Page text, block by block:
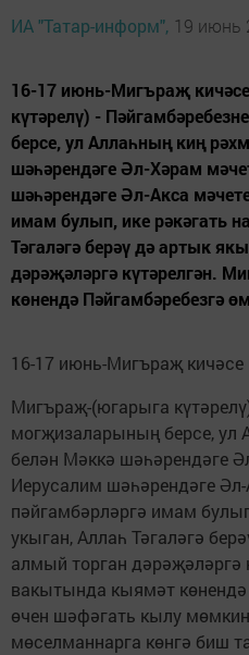
ИА "Татар-информ", 19 июнь
16-17 июнь-Мигъраҗ
күтәрелү) -
берсе, ул Аллаһның киң
шәһәрендәге Әл-Хәрам
шәһәрендәге Әл-Акса
имам булып, ике рәкәгать
Тәгаләгә берәү дә артык
дәрәҗәләргә күтәрелгән.
көнендә Пәйгамбәребезгә
16-17 июнь-Мигъраҗ кичәсе
Мигъраҗ-(югарыга
могҗизаларының берсе, ул
белән Мәккә шәһәрендәге
Иерусалим шәһәрендәге
пәйгамбәрләргә имам
укыган, Аллаһ Тәгаләгә
алмый торган дәрәҗәләргә
вакытында кыямәт
өчен шәфәгать кылу
мөселманнарга көнгә биш